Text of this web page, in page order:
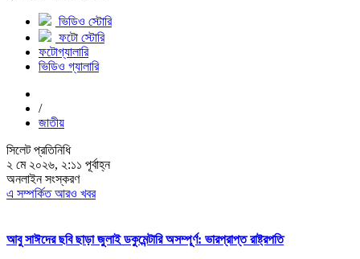
ভিডিও স্টোরি
ফটো স্টোরি
ফটোগ্যালারি
ভিডিও গ্যালারি
/
জাতীয়
সিলেট প্রতিনিধি
২ মে ২০২৬, ২:১১ পূর্বাহ্ন
অনলাইন সংস্করণ
এ সম্পর্কিত আরও খবর
আবু সাঈদের ছবি ছাড়া জুলাই ডকুমেন্টারি অসম্পূর্ণ: ভারপ্রাপ্ত রাষ্ট্রপতি